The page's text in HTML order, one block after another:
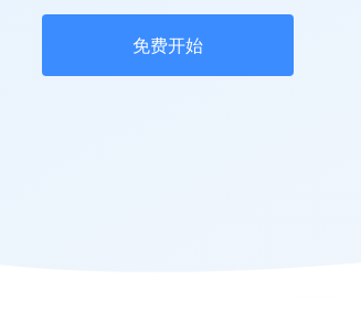
免费开始